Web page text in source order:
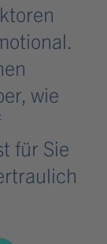
wie
für Sie